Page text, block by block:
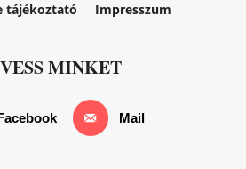
tájékoztató
Impresszum
MINKET
Mail